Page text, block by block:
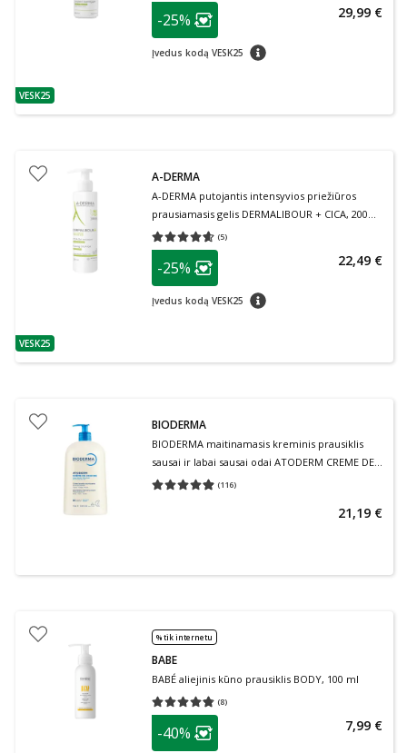
patarimas
VESK25
patarimas
Lojalumo klubo narių nuolaida
-25%
Įvedus kodą VESK25 patarimas
29,99 €
patarimas
VESK25
A-DERMA
A-DERMA putojantis intensyvios priežiūros
prausiamasis gelis DERMALIBOUR + CICA, 200
ml
(5)
Vidutinis įvertinimas 4.60
patarimas
Lojalumo klubo narių nuolaida
-25%
Įvedus kodą VESK25 patarimas
22,49 €
BIODERMA
BIODERMA maitinamasis kreminis prausiklis
sausai ir labai sausai odai ATODERM CREME DE
DOUCHE, 1000 ml
(116)
Vidutinis įvertinimas 4.89
21,19 €
% tik internetu
BABE
BABÉ aliejinis kūno prausiklis BODY, 100 ml
(8)
Vidutinis įvertinimas 4.75
patarimas
Lojalumo klubo narių nuolaida
-40% 7,99 €